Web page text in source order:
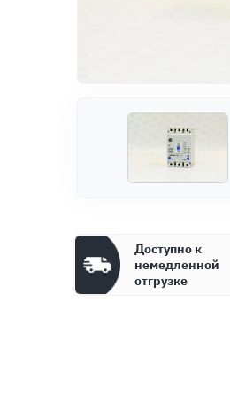
Доступно к
немедленной
отгрузке